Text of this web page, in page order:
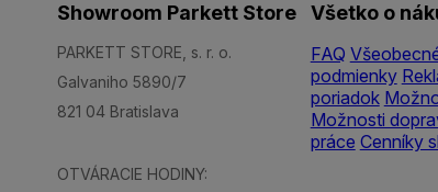
Showroom Parkett Store
PARKETT STORE, s. r. o.
Galvaniho 5890/7
821 04 Bratislava
OTVÁRACIE HODINY:
Všetko o
FAQ
podmienky
poriadok
Možnosti
práce Cenníky